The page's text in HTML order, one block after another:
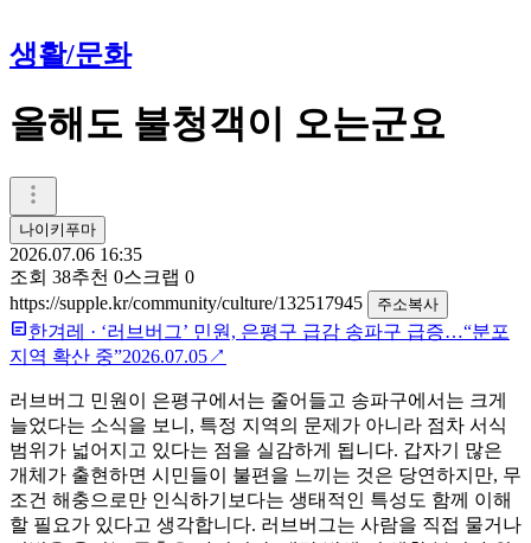
생활/문화
올해도 불청객이 오는군요
나이키푸마
2026.07.06 16:35
조회 38추천 0스크랩 0
https://supple.kr/community/culture/132517945
주소복사
한겨레 · ‘러브버그’ 민원, 은평구 급감 송파구 급증…“분포
지역 확산 중”2026.07.05↗
러브버그 민원이 은평구에서는 줄어들고 송파구에서는 크게
늘었다는 소식을 보니, 특정 지역의 문제가 아니라 점차 서식
범위가 넓어지고 있다는 점을 실감하게 됩니다. 갑자기 많은
개체가 출현하면 시민들이 불편을 느끼는 것은 당연하지만, 무
조건 해충으로만 인식하기보다는 생태적인 특성도 함께 이해
할 필요가 있다고 생각합니다. 러브버그는 사람을 직접 물거나